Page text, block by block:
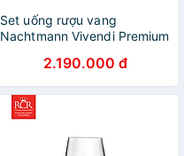
Set uống rượu vang
Nachtmann Vivendi Premium
bình 4 ly Hàng chính hãng
2.190.000 đ